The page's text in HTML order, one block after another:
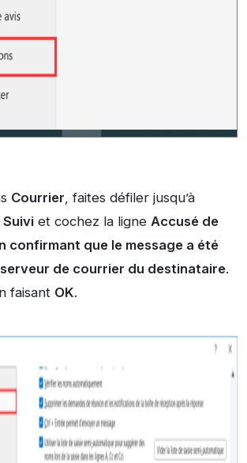
Courrier, faites défiler jusqu’à
Suiviet cochez la ligne Accusé de
confirmant que le message a été
de courrier du destinataire.
faisant OK.